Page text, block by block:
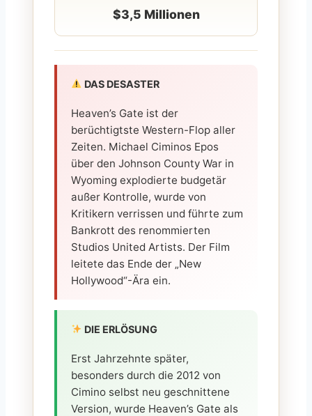
$3,5 Millionen
DAS DESASTER
Heaven’s Gate ist der
berüchtigtste Western-Flop aller
Zeiten. Michael Ciminos Epos
über den Johnson County War in
Wyoming explodierte budgetär
außer Kontrolle, wurde von
Kritikern verrissen und führte zum
Bankrott des renommierten
Studios United Artists. Der Film
leitete das Ende der „New
Hollywood“-Ära ein.
DIE ERLÖSUNG
Erst Jahrzehnte später,
besonders durch die 2012 von
Cimino selbst neu geschnittene
Version, wurde Heaven’s Gate als